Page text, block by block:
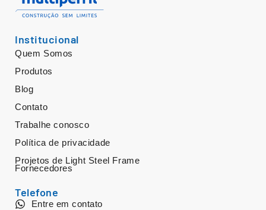
Institucional
Quem Somos
Produtos
Blog
Contato
Trabalhe conosco
Política de privacidade
Projetos de Light Steel Frame
Fornecedores
Telefone
Entre em contato